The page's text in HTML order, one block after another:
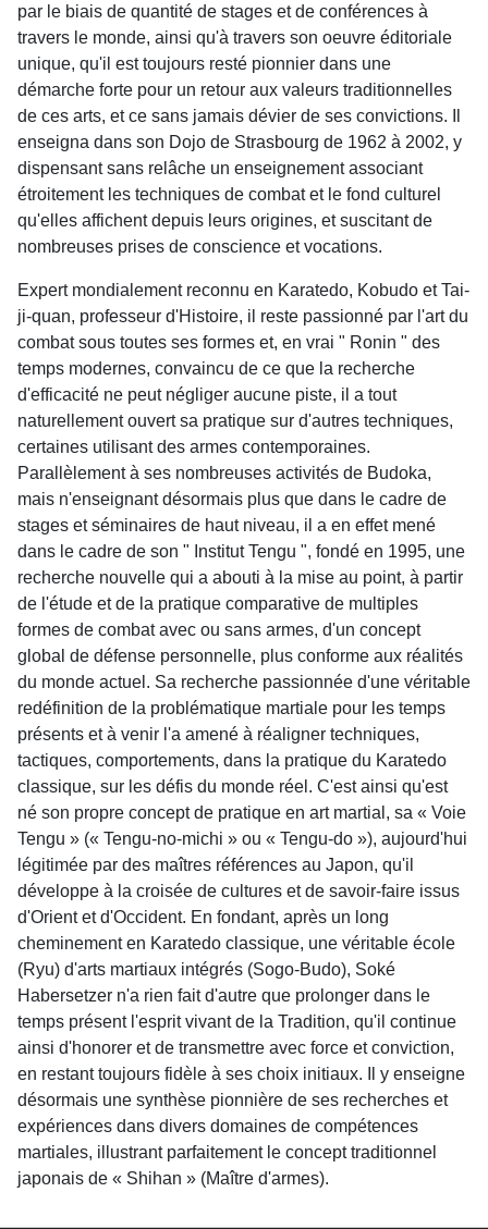
par le biais de quantité de stages et de conférences à
travers le monde, ainsi qu'à travers son oeuvre éditoriale
unique, qu'il est toujours resté pionnier dans une
démarche forte pour un retour aux valeurs traditionnelles
de ces arts, et ce sans jamais dévier de ses convictions. Il
enseigna dans son Dojo de Strasbourg de 1962 à 2002, y
dispensant sans relâche un enseignement associant
étroitement les techniques de combat et le fond culturel
qu'elles affichent depuis leurs origines, et suscitant de
nombreuses prises de conscience et vocations.
Expert mondialement reconnu en Karatedo, Kobudo et Tai-
ji-quan, professeur d'Histoire, il reste passionné par l'art du
combat sous toutes ses formes et, en vrai " Ronin " des
temps modernes, convaincu de ce que la recherche
d'efficacité ne peut négliger aucune piste, il a tout
naturellement ouvert sa pratique sur d'autres techniques,
certaines utilisant des armes contemporaines.
Parallèlement à ses nombreuses activités de Budoka,
mais n'enseignant désormais plus que dans le cadre de
stages et séminaires de haut niveau, il a en effet mené
dans le cadre de son " Institut Tengu ", fondé en 1995, une
recherche nouvelle qui a abouti à la mise au point, à partir
de l'étude et de la pratique comparative de multiples
formes de combat avec ou sans armes, d'un concept
global de défense personnelle, plus conforme aux réalités
du monde actuel. Sa recherche passionnée d'une véritable
redéfinition de la problématique martiale pour les temps
présents et à venir l'a amené à réaligner techniques,
tactiques, comportements, dans la pratique du Karatedo
classique, sur les défis du monde réel. C'est ainsi qu'est
né son propre concept de pratique en art martial, sa « Voie
Tengu » (« Tengu-no-michi » ou « Tengu-do »), aujourd'hui
légitimée par des maîtres références au Japon, qu'il
développe à la croisée de cultures et de savoir-faire issus
d'Orient et d'Occident. En fondant, après un long
cheminement en Karatedo classique, une véritable école
(Ryu) d'arts martiaux intégrés (Sogo-Budo), Soké
Habersetzer n'a rien fait d'autre que prolonger dans le
temps présent l'esprit vivant de la Tradition, qu'il continue
ainsi d'honorer et de transmettre avec force et conviction,
en restant toujours fidèle à ses choix initiaux. Il y enseigne
désormais une synthèse pionnière de ses recherches et
expériences dans divers domaines de compétences
martiales, illustrant parfaitement le concept traditionnel
japonais de « Shihan » (Maître d'armes).